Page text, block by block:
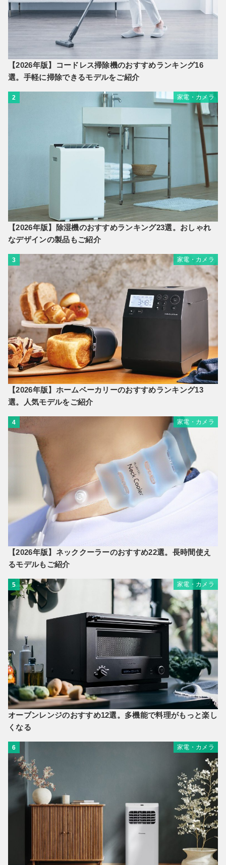
【2026年版】コードレス掃除機のおすすめランキング16
選。手軽に掃除できるモデルをご紹介
2 家電・カメラ
【2026年版】除湿機のおすすめランキング23選。おしゃれ
なデザインの製品もご紹介
3 家電・カメラ
【2026年版】ホームベーカリーのおすすめランキング13
選。人気モデルをご紹介
4 家電・カメラ
【2026年版】ネッククーラーのおすすめ22選。長時間使え
るモデルもご紹介
5 家電・カメラ
オーブンレンジのおすすめ12選。多機能で料理がもっと楽し
くなる
6 家電・カメラ